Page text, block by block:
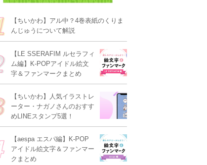
【ちいかわ】アル中？4巻表紙のくりま
んじゅうについて解説
【LE SSERAFIM ルセラフィ
ム編】K-POPアイドル絵文
字＆ファンマークまとめ
【ちいかわ】人気イラストレ
ーター・ナガノさんのおすす
めLINEスタンプ5選！
【aespa エスパ編】K-POP
アイドル絵文字＆ファンマー
クまとめ